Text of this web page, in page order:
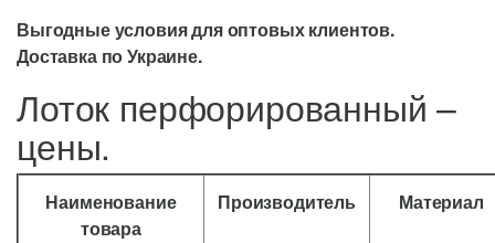
Выгодные условия для оптовых клиентов.
Доставка по Украине.
Лоток перфорированный –
цены.
Наименование
товара
Производитель Материал